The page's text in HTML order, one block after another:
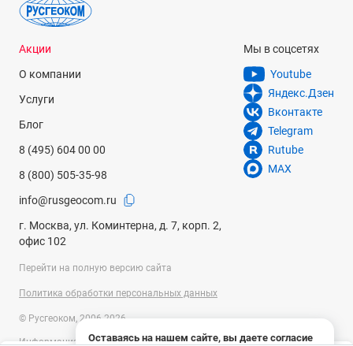
Оставаясь на нашем сайте, вы даете согласие
Акции
О компании
Услуги
Блог
8 (495) 604 00 00
8 (800) 505-35-98
info@rusgeocom.ru
г. Москва, ул. Коминтерна, д. 7, корп. 2,
офис 102
Мы в соцсетях
Youtube
Яндекс.Дзен
Вконтакте
Telegram
Rutube
MAX
Перейти на полную версию сайта
Политика обработки персональных данных
© Русгеоком, 2006-2026
Информация на сайте носит справочный характер и не является